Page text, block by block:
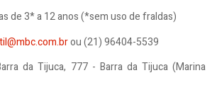
de 3* a 12 anos (*sem uso de fraldas)
ou (21) 96404-5539
da Tijuca, 777 - Barra da Tijuca (Marina